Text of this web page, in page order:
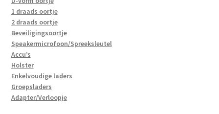
1 draads oortje
2 draads oortje
Beveiligingsoortje
Speakermicrofoon/Spreeksleutel
Accu’s
Holster
Enkelvoudige laders
Groepsladers
Adapter/Verloopje